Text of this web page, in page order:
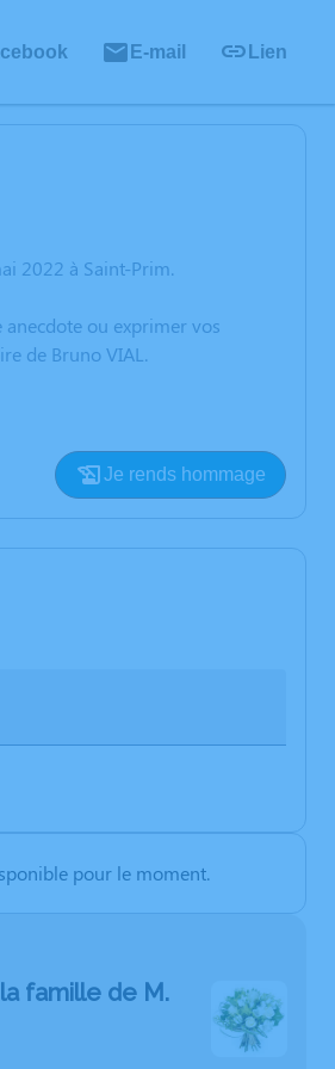
E-mail Lien
2022 à Saint-Prim.
ou exprimer vos
de Bruno VIAL.
Je rends hommage
pour le moment.
famille de M.